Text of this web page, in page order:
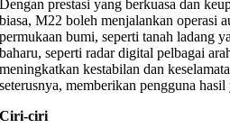
Dengan prestasi yang berkuasa dan
biasa, M22 boleh menjalankan operasi
permukaan bumi, seperti tanah ladang
baharu, seperti radar digital pelbagai
meningkatkan kestabilan dan
seterusnya, memberikan pengguna
Ciri-ciri